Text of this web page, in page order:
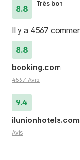
8.8
Très bon
Il y a 4567
8.8
booking.com
4567 Avis
9.4
ilunionhotels.com
Avis